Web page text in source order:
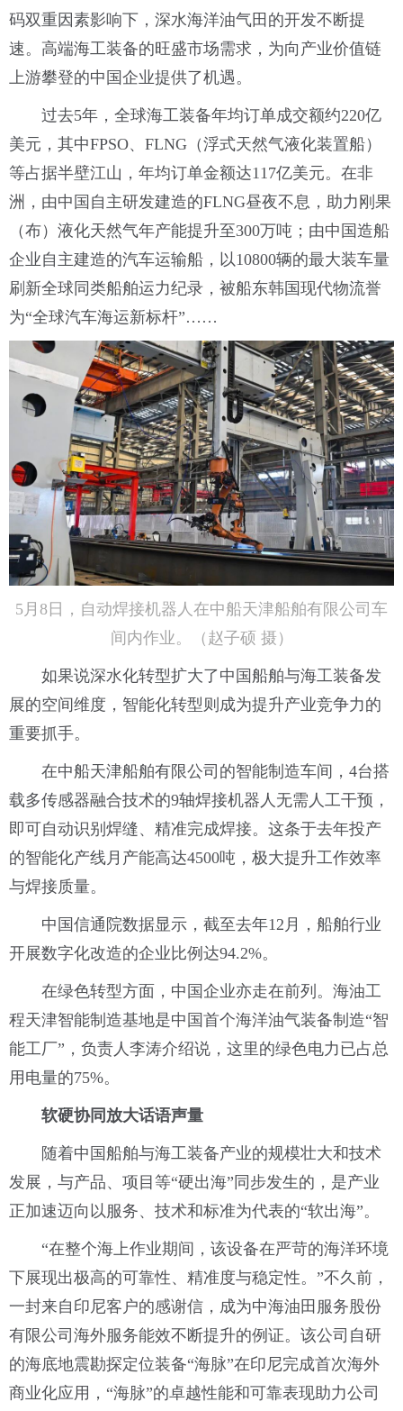
码双重因素影响下，深水海洋油气田的开发不断提
速。高端海工装备的旺盛市场需求，为向产业价值链
上游攀登的中国企业提供了机遇。
过去5年，全球海工装备年均订单成交额约220亿
美元，其中FPSO、FLNG（浮式天然气液化装置船）
等占据半壁江山，年均订单金额达117亿美元。在非
洲，由中国自主研发建造的FLNG昼夜不息，助力刚果
（布）液化天然气年产能提升至300万吨；由中国造船
企业自主建造的汽车运输船，以10800辆的最大装车量
刷新全球同类船舶运力纪录，被船东韩国现代物流誉
为“全球汽车海运新标杆”……
5月8日，自动焊接机器人在中船天津船舶有限公司车
间内作业。（赵子硕 摄）
如果说深水化转型扩大了中国船舶与海工装备发
展的空间维度，智能化转型则成为提升产业竞争力的
重要抓手。
在中船天津船舶有限公司的智能制造车间，4台搭
载多传感器融合技术的9轴焊接机器人无需人工干预，
即可自动识别焊缝、精准完成焊接。这条于去年投产
的智能化产线月产能高达4500吨，极大提升工作效率
与焊接质量。
中国信通院数据显示，截至去年12月，船舶行业
开展数字化改造的企业比例达94.2%。
在绿色转型方面，中国企业亦走在前列。海油工
程天津智能制造基地是中国首个海洋油气装备制造“智
能工厂”，负责人李涛介绍说，这里的绿色电力已占总
用电量的75%。
软硬协同放大话语声量
随着中国船舶与海工装备产业的规模壮大和技术
发展，与产品、项目等“硬出海”同步发生的，是产业
正加速迈向以服务、技术和标准为代表的“软出海”。
“在整个海上作业期间，该设备在严苛的海洋环境
下展现出极高的可靠性、精准度与稳定性。”不久前，
一封来自印尼客户的感谢信，成为中海油田服务股份
有限公司海外服务能效不断提升的例证。该公司自研
的海底地震勘探定位装备“海脉”在印尼完成首次海外
商业化应用，“海脉”的卓越性能和可靠表现助力公司